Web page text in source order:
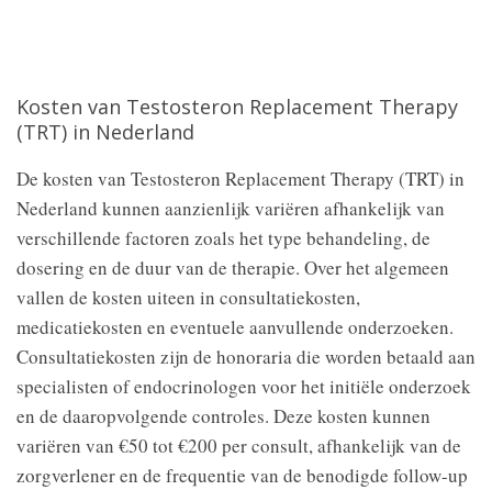
Kosten van Testosteron Replacement Therapy
(TRT) in Nederland
De kosten van Testosteron Replacement Therapy (TRT) in
Nederland kunnen aanzienlijk variëren afhankelijk van
verschillende factoren zoals het type behandeling, de
dosering en de duur van de therapie. Over het algemeen
vallen de kosten uiteen in consultatiekosten,
medicatiekosten en eventuele aanvullende onderzoeken.
Consultatiekosten zijn de honoraria die worden betaald aan
specialisten of endocrinologen voor het initiële onderzoek
en de daaropvolgende controles. Deze kosten kunnen
variëren van €50 tot €200 per consult, afhankelijk van de
zorgverlener en de frequentie van de benodigde follow-up